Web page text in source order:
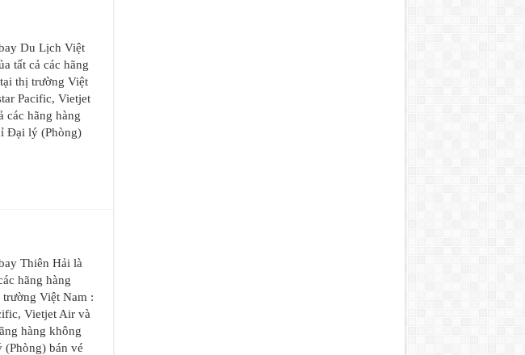
Du Lịch Việt
tất cả các hãng
thị trường Việt
Pacific, Vietjet
các hãng hàng
Đại lý (Phòng)
Thiên Hải là
hãng hàng
Việt Nam :
Vietjet Air và
hàng không
bán vé